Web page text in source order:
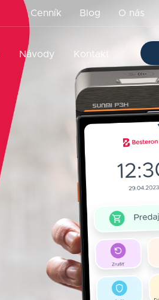
O nás
Blog
Cenník
Kontakt
Návody